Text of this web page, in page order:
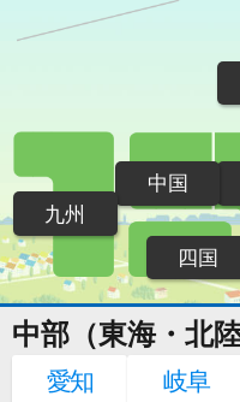
中国
四国
九州
中部（東海・北
愛知 岐阜